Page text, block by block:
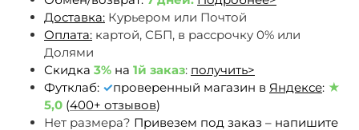
Доставка: Курьером или Почтой
Оплата: картой, СБП, в рассрочку 0% или
Долями
Скидка 3% на 1й заказ: получить>
Футклаб: ✓проверенный магазин в Яндексе: ★
5,0 (400+ отзывов)
Нет размера? Привезем под заказ – напишите